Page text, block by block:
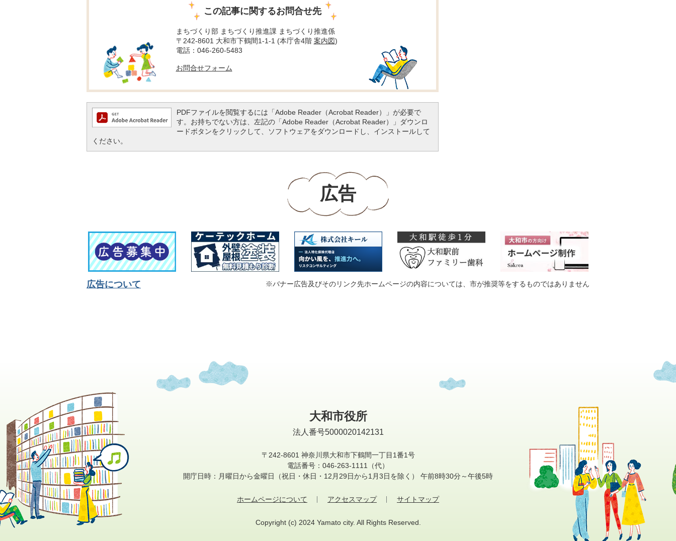
この記事に関するお問合せ先
まちづくり部 まちづくり推進課 まちづくり推進係
〒242-8601 大和市下鶴間1-1-1 (本庁舎4階 案内図)
電話：046-260-5483
お問合せフォーム
PDFファイルを閲覧するには「Adobe Reader（Acrobat Reader）」が必要で
す。お持ちでない方は、左記の「Adobe Reader（Acrobat Reader）」ダウンロ
ードボタンをクリックして、ソフトウェアをダウンロードし、インストールして
ください。
広告
広告について ※バナー広告及びそのリンク先ホームページの内容については、市が推奨等をするものではありません
大和市役所
法人番号5000020142131
〒242-8601 神奈川県大和市下鶴間一丁目1番1号
電話番号：046-263-1111（代）
開庁日時：月曜日から金曜日
（祝日・休日・12月29日から1月3日を除く） 午前8時30分～午後5時
ホームページについて アクセスマップ サイトマップ
Copyright (c) 2024 Yamato city. All Rights Reserved.